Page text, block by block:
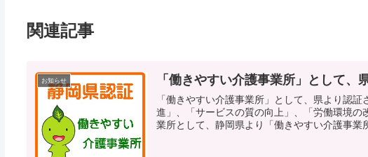
関連記事
お知らせ 「働きやすい介護事業所」として、
「働きやすい介護事業所」として、県より認証されました！ 「キャリアパ
進」、「サービスの質の向上」、「労働環境
業所として、静岡県より「働きやすい介護事業